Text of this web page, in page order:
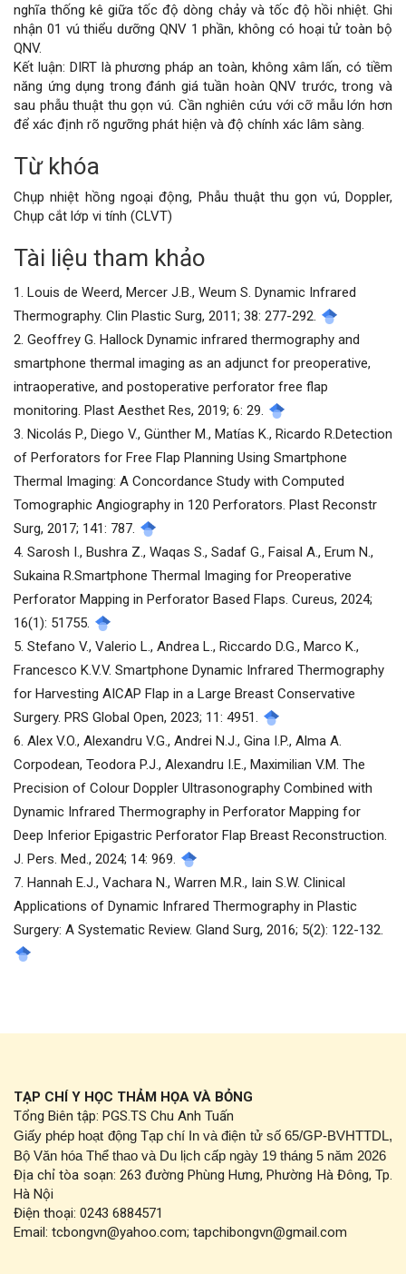
nghĩa thống kê giữa tốc độ dòng chảy và tốc độ hồi nhiệt. Ghi
nhận 01 vú thiểu dưỡng QNV 1 phần, không có hoại tử toàn bộ
QNV.
Kết luận: DIRT là phương pháp an toàn, không xâm lấn, có tiềm
năng ứng dụng trong đánh giá tuần hoàn QNV trước, trong và
sau phẫu thuật thu gọn vú. Cần nghiên cứu với cỡ mẫu lớn hơn
để xác định rõ ngưỡng phát hiện và độ chính xác lâm sàng.
Chi
tiết
bài
viết
Từ khóa
Chụp nhiệt hồng ngoại động, Phẫu thuật thu gọn vú, Doppler,
Chụp cắt lớp vi tính (CLVT)
Tài liệu tham khảo
1. Louis de Weerd, Mercer J.B., Weum S. Dynamic Infrared
Thermography. Clin Plastic Surg, 2011; 38: 277-292.
2. Geoffrey G. Hallock Dynamic infrared thermography and
smartphone thermal imaging as an adjunct for preoperative,
intraoperative, and postoperative perforator free flap
monitoring. Plast Aesthet Res, 2019; 6: 29.
3. Nicolás P., Diego V., Günther M., Matías K., Ricardo R.Detection
of Perforators for Free Flap Planning Using Smartphone
Thermal Imaging: A Concordance Study with Computed
Tomographic Angiography in 120 Perforators. Plast Reconstr
Surg, 2017; 141: 787.
4. Sarosh I., Bushra Z., Waqas S., Sadaf G., Faisal A., Erum N.,
Sukaina R.Smartphone Thermal Imaging for Preoperative
Perforator Mapping in Perforator Based Flaps. Cureus, 2024;
16(1): 51755.
5. Stefano V., Valerio L., Andrea L., Riccardo D.G., Marco K.,
Francesco K.V.V. Smartphone Dynamic Infrared Thermography
for Harvesting AICAP Flap in a Large Breast Conservative
Surgery. PRS Global Open, 2023; 11: 4951.
6. Alex V.O., Alexandru V.G., Andrei N.J., Gina I.P., Alma A.
Corpodean, Teodora P.J., Alexandru I.E., Maximilian V.M. The
Precision of Colour Doppler Ultrasonography Combined with
Dynamic Infrared Thermography in Perforator Mapping for
Deep Inferior Epigastric Perforator Flap Breast Reconstruction.
J. Pers. Med., 2024; 14: 969.
7. Hannah E.J., Vachara N., Warren M.R., Iain S.W. Clinical
Applications of Dynamic Infrared Thermography in Plastic
Surgery: A Systematic Review. Gland Surg, 2016; 5(2): 122-132.
TẠP CHÍ Y HỌC THẢM HỌA VÀ BỎNG
Tổng Biên tập: PGS.TS Chu Anh Tuấn
Giấy phép hoạt động Tạp chí In và điện tử số 65/GP-BVHTTDL,
Bộ Văn hóa Thể thao và Du lịch cấp ngày 19 tháng 5 năm 2026
Địa chỉ tòa soạn: 263 đường Phùng Hưng, Phường Hà Đông, Tp.
Hà Nội
Điện thoại: 0243 6884571
Email: tcbongvn@yahoo.com; tapchibongvn@gmail.com